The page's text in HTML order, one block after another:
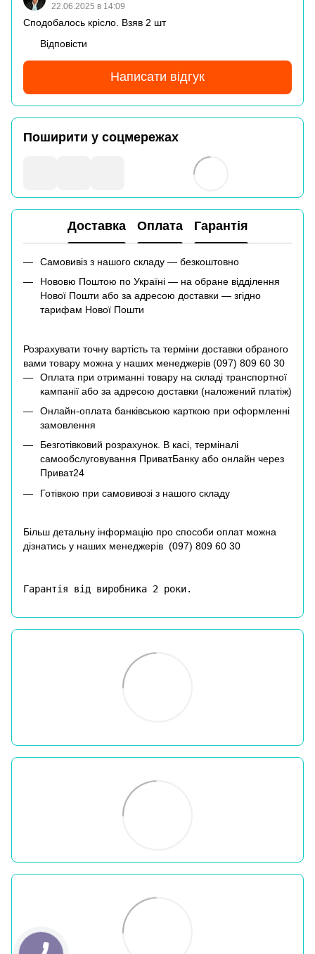
22.06.2025 в 14:09
Сподобалось крісло. Взяв 2 шт
Відповісти
Написати відгук
Поширити у соцмережах
Доставка Оплата Гарантія
Самовивіз з нашого складу — безкоштовно
Нововю Поштою по Україні — на обране відділення
Нової Пошти або за адресою доставки — згідно
тарифам Нової Пошти
Розрахувати точну вартість та терміни доставки обраного
вами товару можна у наших менеджерів (097) 809 60 30
Оплата при отриманні товару на складі транспортної
кампанії або за адресою доставки (наложений платіж)
Онлайн-оплата банківською карткою при оформленні
замовлення
Безготівковий розрахунок. В касі, терміналі
самообслуговування ПриватБанку або онлайн через
Приват24
Готівкою при самовивозі з нашого складу
Більш детальну інформацію про способи оплат можна
дізнатись у наших менеджерів (097) 809 60 30
Гарантія від виробника 2 роки.